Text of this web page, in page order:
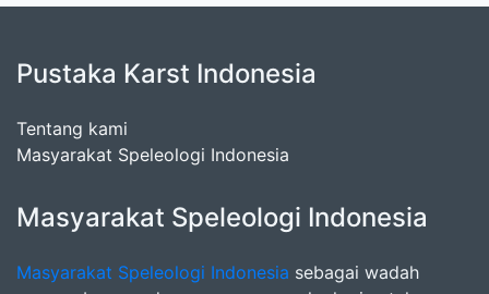
Pustaka Karst Indonesia
Tentang kami
Masyarakat Speleologi Indonesia
Masyarakat Speleologi Indonesia
Masyarakat Speleologi Indonesia sebagai wadah